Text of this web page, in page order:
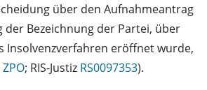
über den Aufnahmeantrag
der Bezeichnung der Partei, über
Insolvenzverfahren eröffnet wurde,
; RIS-Justiz RS0097353).